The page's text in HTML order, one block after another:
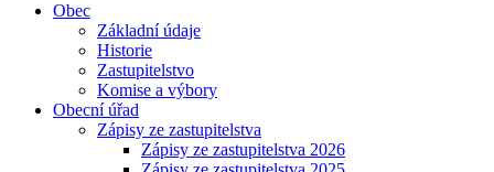
Obec
Základní údaje
Historie
Zastupitelstvo
Komise a výbory
Obecní úřad
Zápisy ze zastupitelstva
Zápisy ze zastupitelstva 2026